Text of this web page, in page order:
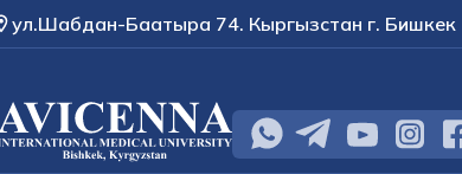
ул.Шабдан-Баатыра 74. Кыргызстан г. Бишкек